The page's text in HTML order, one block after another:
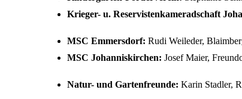
Krieger- u. Reservistenkameradschaft
MSC Emmersdorf: Rudi Weileder,
MSC Johanniskirchen: Josef Maier,
Natur- und Gartenfreunde: Karin Stadler,